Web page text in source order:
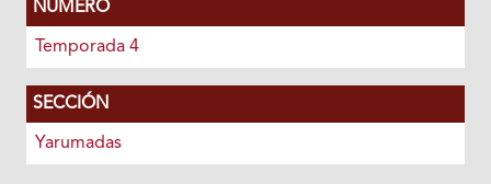
NÚMERO
Temporada 4
SECCIÓN
Yarumadas